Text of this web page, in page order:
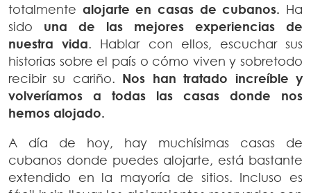
totalmente alojarte en casas de cubanos. Ha
sido una de las mejores experiencias de
nuestra vida. Hablar con ellos, escuchar sus
historias sobre el país o cómo viven y sobretodo
recibir su cariño. Nos han tratado increíble y
volveríamos a todas las casas donde nos
hemos alojado.
A día de hoy, hay muchísimas casas de
cubanos donde puedes alojarte, está bastante
extendido en la mayoría de sitios. Incluso es